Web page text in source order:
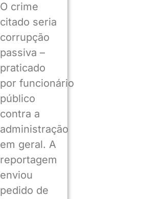
O crime
citado seria
corrupção
passiva –
praticado
por funcionário
público
contra a
administração
em geral. A
reportagem
enviou
pedido de